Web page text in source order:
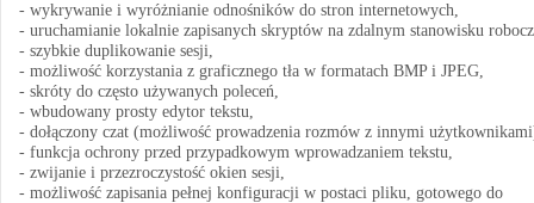
- wykrywanie i wyróżnianie odnośników do stron internetowych,
- uruchamianie lokalnie zapisanych skryptów na zdalnym stanowisku
- szybkie duplikowanie sesji,
- możliwość korzystania z graficznego tła w formatach BMP i JPEG,
- skróty do często używanych poleceń,
- wbudowany prosty edytor tekstu,
- dołączony czat (możliwość prowadzenia rozmów z innymi
- funkcja ochrony przed przypadkowym wprowadzaniem tekstu,
- zwijanie i przezroczystość okien sesji,
- możliwość zapisania pełnej konfiguracji w postaci pliku, gotowego do